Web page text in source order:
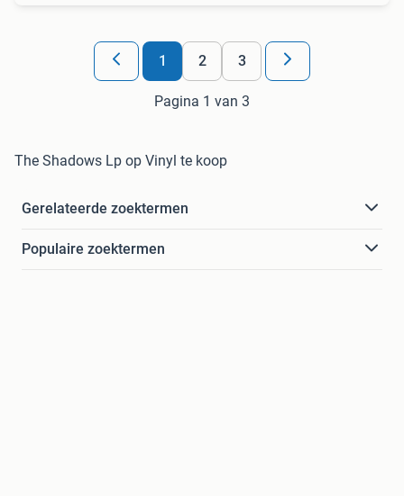
1 2 3
Pagina 1 van 3
The Shadows Lp op Vinyl te koop
Gerelateerde zoektermen
Populaire zoektermen